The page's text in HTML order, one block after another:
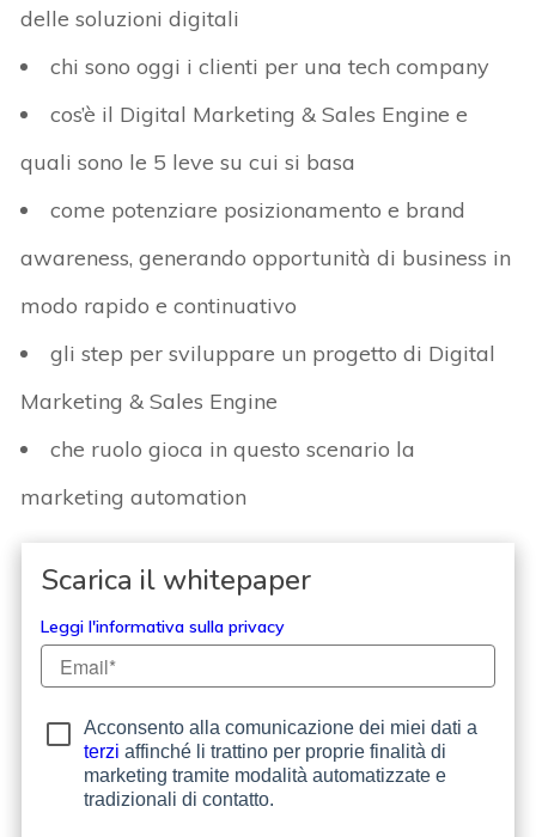
delle soluzioni digitali
chi sono oggi i clienti per una tech company
cos’è il Digital Marketing & Sales Engine e
quali sono le 5 leve su cui si basa
come potenziare posizionamento e brand
awareness, generando opportunità di business in
modo rapido e continuativo
gli step per sviluppare un progetto di Digital
Marketing & Sales Engine
che ruolo gioca in questo scenario la
marketing automation
Scarica il whitepaper
Leggi l'informativa sulla privacy
Acconsento alla comunicazione dei miei dati a
terzi affinché li trattino per proprie finalità di
marketing tramite modalità automatizzate e
tradizionali di contatto.